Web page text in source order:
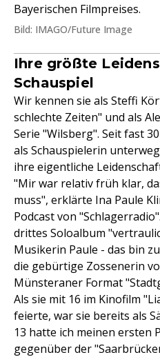
Bayerischen Filmpreises.
Bild: IMAGO/Future Image
Ihre größte
Schauspiel
Wir kennen sie als Steffi
schlechte Zeiten" und als
Serie "Wilsberg". Seit fast
als Schauspielerin
ihre eigentliche
"Mir war relativ früh klar,
muss", erklärte Ina Paule
Podcast von
drittes Soloalbum
Musikerin Paule - das bin
die gebürtige Zossenerin
Münsteraner Format
Als sie mit 16 im Kinofilm
feierte, war sie bereits als
13 hatte ich meinen ersten
gegenüber der